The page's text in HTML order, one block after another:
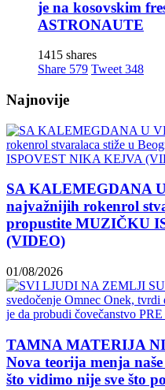
je na kosovskim
ASTRONAUTE
1415 shares
Share 579 Tweet 348
Najnovije
SA KALEMEGDANA
najvažnijih rokenrol
propustite MUZIČKU
(VIDEO)
01/08/2026
TAMNA MATERIJA
Nova teorija menja
što vidimo nije sve što